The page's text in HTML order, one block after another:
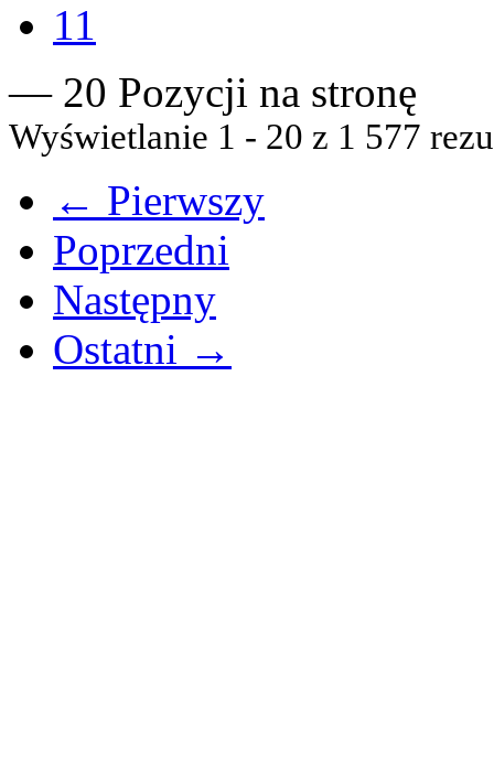
11
— 20 Pozycji na stronę
Wyświetlanie 1 - 20 z 1 577
← Pierwszy
Poprzedni
Następny
Ostatni →